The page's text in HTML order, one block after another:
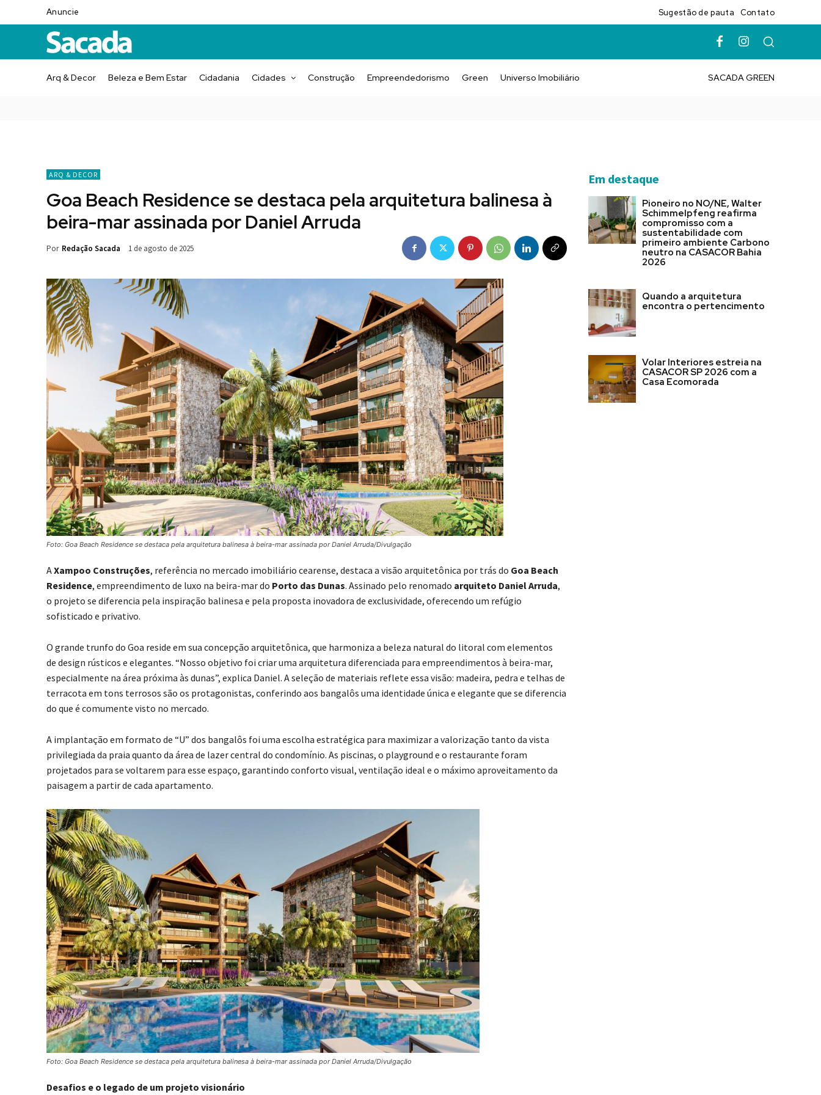
Anuncie Sugestão de pauta Contato
Arq & Decor Beleza e Bem Estar Cidadania Cidades Construção Empreendedorismo Green Universo Imobiliário SACADA GREEN
ARQ & DECOR
Goa Beach Residence se destaca pela arquitetura balinesa à
beira-mar assinada por Daniel Arruda
Por Redação Sacada 1 de agosto de 2025
Foto: Goa Beach Residence se destaca pela arquitetura balinesa à beira-mar assinada por Daniel Arruda/Divulgação
AXampoo Construções, referência no mercado imobiliário cearense, destaca a visão arquitetônica por trás do Goa Beach
Residence, empreendimento de luxo na beira-mar do Porto das Dunas. Assinado pelo renomado arquiteto Daniel Arruda,
o projeto se diferencia pela inspiração balinesa e pela proposta inovadora de exclusividade, oferecendo um refúgio
sofisticado e privativo.
O grande trunfo do Goa reside em sua concepção arquitetônica, que harmoniza a beleza natural do litoral com elementos
de design rústicos e elegantes. “Nosso objetivo foi criar uma arquitetura diferenciada para empreendimentos à beira-mar,
especialmente na área próxima às dunas”, explica Daniel. A seleção de materiais reflete essa visão: madeira, pedra e telhas de
terracota em tons terrosos são os protagonistas, conferindo aos bangalôs uma identidade única e elegante que se diferencia
do que é comumente visto no mercado.
A implantação em formato de “U” dos bangalôs foi uma escolha estratégica para maximizar a valorização tanto da vista
privilegiada da praia quanto da área de lazer central do condomínio. As piscinas, o playground e o restaurante foram
projetados para se voltarem para esse espaço, garantindo conforto visual, ventilação ideal e o máximo aproveitamento da
paisagem a partir de cada apartamento.
Foto: Goa Beach Residence se destaca pela arquitetura balinesa à beira-mar assinada por Daniel Arruda/Divulgação
Desafios e o legado de um projeto visionário
Em destaque
Pioneiro no NO/NE, Walter
Schimmelpfeng reafirma
compromisso com a
sustentabilidade com
primeiro ambiente Carbono
neutro na CASACOR Bahia
2026
Quando a arquitetura
encontra o pertencimento
Volar Interiores estreia na
CASACOR SP 2026 com a
Casa Ecomorada